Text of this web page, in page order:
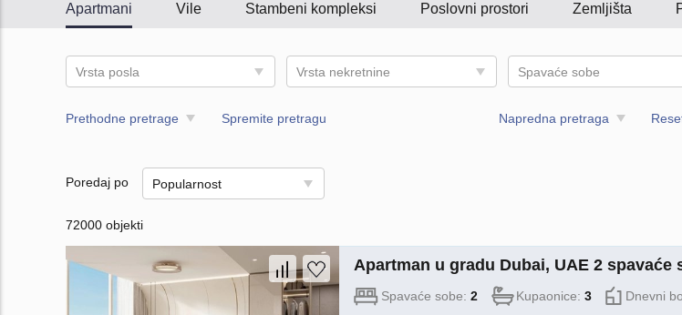
Apartmani Vile Stambeni kompleksi Poslovni prostori Zemljišta
Vrsta posla Vrsta nekretnine Spavaće sobe
Prethodne pretrage Spremite pretragu Napredna pretraga
Poredaj po Popularnost
72000 objekti
Apartman u gradu Dubai, UAE 2 spavaće
Spavaće sobe: 2 Kupaonice: 3 Dnevni